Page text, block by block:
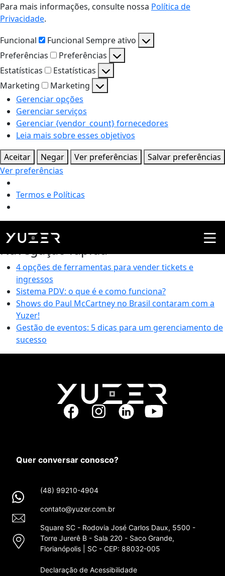
Para mais informações, consulte nossa Política de
Privacidade.
Funcional
Funcional Sempre ativo
Preferências
Preferências
Estatísticas
Estatísticas
Marketing
Marketing
Gerenciar opções
Gerenciar serviços
Gerenciar {vendor_count} fornecedores
Leia mais sobre esses objetivos
Aceitar
Negar Ver preferências
Salvar preferências
Ver preferências
Termos e Políticas
Tag:Blinding Lights
4 opções de ferramentas para vender tickets e
ingressos
Sistema PDV: o que é e como funciona?
Shows do Paul McCartney no Brasil contaram com a
Yuzer!
Gestão de eventos: 5 dicas para um gerenciamento de
sucesso
Quer conversar conosco?
(48) 99210-4904
contato@yuzer.com.br
Square SC - Rodovia José Carlos Daux, 5500 -
Torre Jurerê B - Sala 220 - Saco Grande,
Florianópolis | SC - CEP: 88032-005
Declaração de Acessibilidade